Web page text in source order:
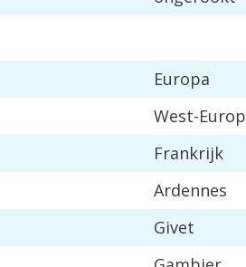
Europa
West-
Frankrijk
Ardennes
Givet